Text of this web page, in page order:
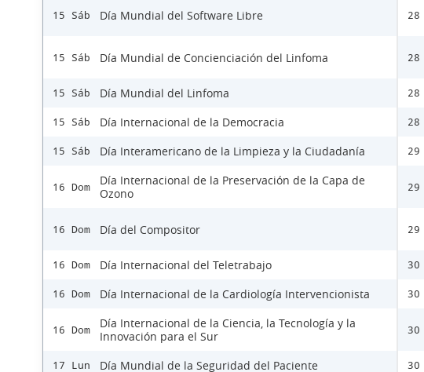
15 Sáb Día Mundial del Software Libre
15 Sáb Día Mundial de Concienciación del Linfoma
15 Sáb Día Mundial del Linfoma
15 Sáb Día Internacional de la Democracia
15 Sáb Día Interamericano de la Limpieza y la Ciudadanía
16 Dom
Día Internacional de la Preservación de la Capa de
Ozono
16 Dom Día del Compositor
16 Dom Día Internacional del Teletrabajo
16 Dom Día Internacional de la Cardiología Intervencionista
16 Dom
Día Internacional de la Ciencia, la Tecnología y la
Innovación para el Sur
17 Lun Día Mundial de la Seguridad del Paciente
29
29
29
30
30
30
30